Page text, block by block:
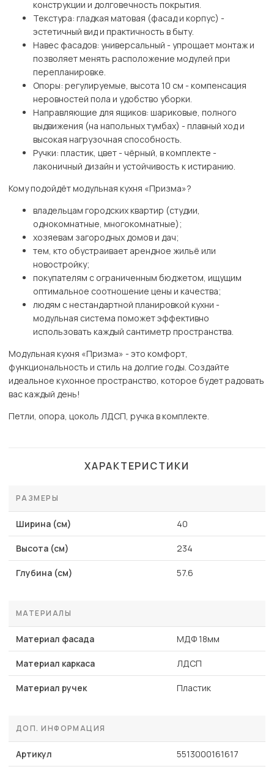
конструкции и долговечность покрытия.
Текстура: гладкая матовая (фасад и корпус) -
эстетичный вид и практичность в быту.
Навес фасадов: универсальный - упрощает монтаж и
позволяет менять расположение модулей при
перепланировке.
Опоры: регулируемые, высота 10 см - компенсация
неровностей пола и удобство уборки.
Направляющие для ящиков: шариковые, полного
выдвижения (на напольных тумбах) - плавный ход и
высокая нагрузочная способность.
Ручки: пластик, цвет - чёрный, в комплекте -
лаконичный дизайн и устойчивость к истиранию.
Кому подойдёт модульная кухня «Призма»?
владельцам городских квартир (студии,
однокомнатные, многокомнатные);
хозяевам загородных домов и дач;
тем, кто обустраивает арендное жильё или
новостройку;
покупателям с ограниченным бюджетом, ищущим
оптимальное соотношение цены и качества;
людям с нестандартной планировкой кухни -
модульная система поможет эффективно
использовать каждый сантиметр пространства.
Модульная кухня «Призма» - это комфорт,
функциональность и стиль на долгие годы. Создайте
идеальное кухонное пространство, которое будет радовать
вас каждый день!
Петли, опора, цоколь ЛДСП, ручка в комплекте.
ХАРАКТЕРИСТИКИ
РАЗМЕРЫ
Ширина (см) 40
Высота (см) 234
Глубина (см) 57.6
МАТЕРИАЛЫ
Материал фасада МДФ 18мм
Материал каркаса ЛДСП
Материал ручек Пластик
ДОП. ИНФОРМАЦИЯ
Артикул 5513000161617